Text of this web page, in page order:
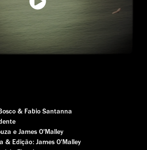
& Fabio Santanna
e James O'Malley
& Edição: James O'Malley